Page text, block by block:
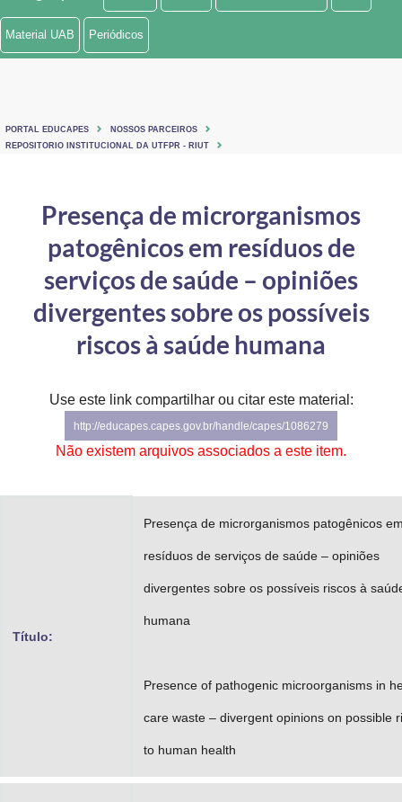
Ministério de Minas e Energia
Ministério do Turismo
Controladoria-Geral da União
Ministério da Mulher, da Família e dos Direitos Humanos
Secretaria-Geral
Secretaria de Governo
Advocacia-Geral da União
Banco Central do Brasil
Planalto
Material UAB Periódicos
PORTAL EDUCAPES
NOSSOS PARCEIROS
REPOSITORIO INSTITUCIONAL DA UTFPR - RIUT
Presença de microrganismos
patogênicos em resíduos de
serviços de saúde – opiniões
divergentes sobre os possíveis
riscos à saúde humana
Use este link compartilhar ou citar este material:
http://educapes.capes.gov.br/handle/capes/1086279
Não existem arquivos associados a este item.
Título:
Presença de microrganismos patogênicos
resíduos de serviços de saúde – opiniões
divergentes sobre os possíveis riscos à
humana
Presence of pathogenic microorganisms in
care waste – divergent opinions on possible
to human health